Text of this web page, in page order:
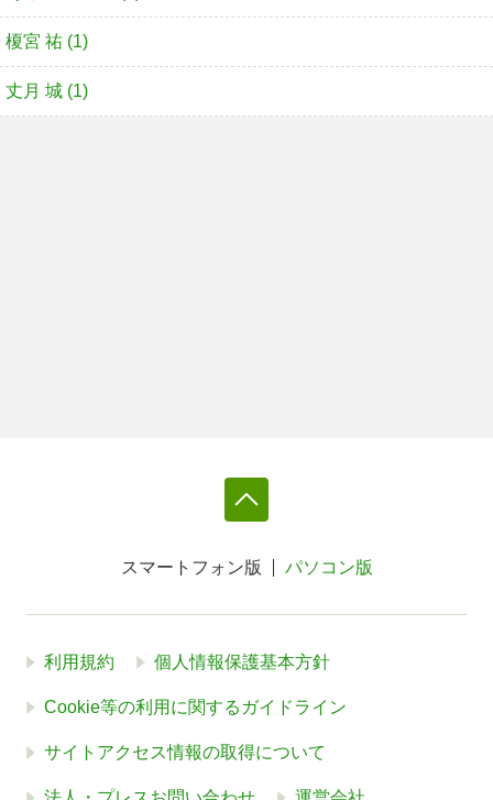
榎宮 祐 (1)
丈月 城 (1)
スマートフォン版 パソコン版
利用規約 個人情報保護基本方針
Cookie等の利用に関するガイドライン
サイトアクセス情報の取得について